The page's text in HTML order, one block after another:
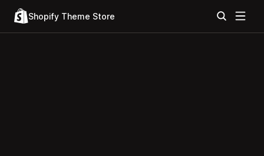
Shopify Theme Store